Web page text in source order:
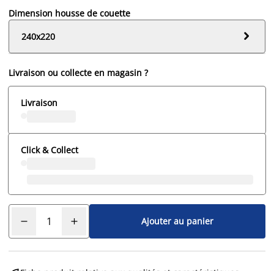
Dimension housse de couette
240x220

Livraison ou collecte en magasin ?
Livraison
Click & Collect
Ajouter au panier